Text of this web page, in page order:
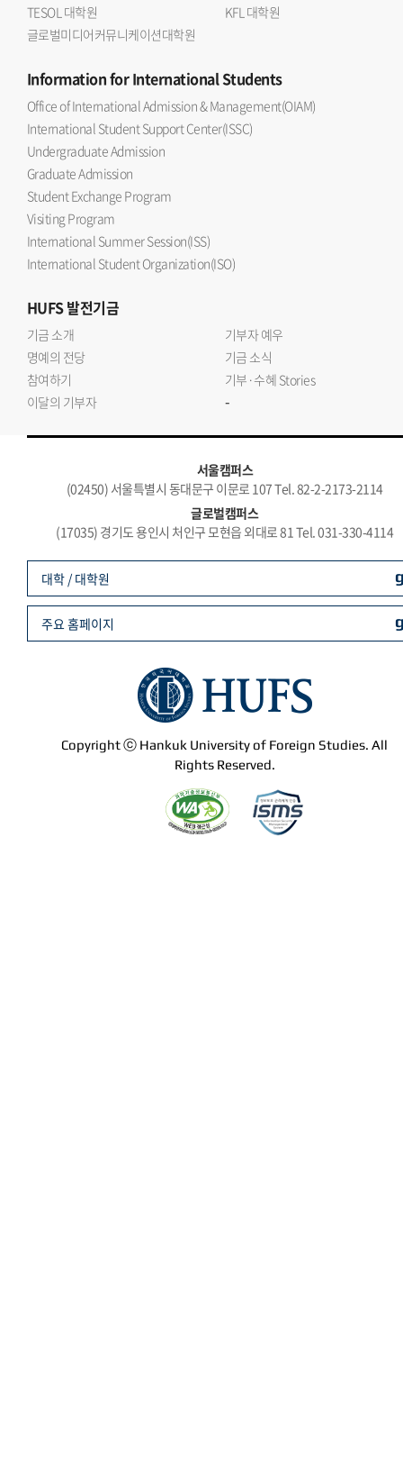
TESOL 대학원
KFL 대학원
글로벌미디어커뮤니케이션대학원
Informationfor International Students
Office of International Admission & Management(OIAM)
International Student Support Center(ISSC)
Undergraduate Admission
Graduate Admission
Student Exchange Program
Visiting Program
International Summer Session(ISS)
International Student Organization(ISO)
HUFS발전기금
기금 소개
기부자 예우
명예의 전당
기금 소식
참여하기
기부·수혜 Stories
이달의 기부자
-
서울캠퍼스
(02450) 서울특별시 동대문구 이문로 107 Tel. 82-2-2173-2114
글로벌캠퍼스
(17035) 경기도 용인시 처인구 모현읍 외대로 81 Tel. 031-330-4114
Copyright ⓒ Hankuk University of Foreign Studies. All
Rights Reserved.
대학 / 대학원
주요 홈페이지